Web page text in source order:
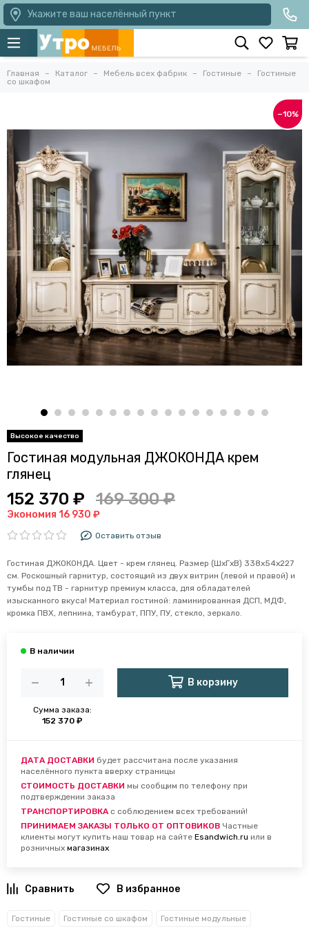
Укажите ваш населённый пункт
Главная Каталог Мебель всех фабрик Гостиные
Гостиные
со шкафом
−10%
Гостиная модульная ДЖОКОНДА крем
глянец
152 370 ₽ 169 300 ₽
Экономия 16 930 ₽
Оставить отзыв
Гостиная ДЖОКОНДА. Цвет - крем глянец. Размер (ШхГхВ) 338х54х227
см. Роскошный гарнитур, состоящий из двух витрин (левой и правой) и
тумбы под ТВ - гарнитур премиум класса, для обладателей
изысканного вкуса! Материал гостиной: ламинированная ДСП, МДФ,
кромка ПВХ, лепнина, тамбурат, ППУ, ПУ, стекло, зеркало.
Сумма заказа:
152 370 ₽
В корзину
ДАТА ДОСТАВКИ будет рассчитана после указания
населённого пункта вверху страницы
СТОИМОСТЬ ДОСТАВКИ мы сообщим по телефону при
подтверждении заказа
ТРАНСПОРТИРОВКА с соблюдением всех требований!
ПРИНИМАЕМ ЗАКАЗЫ ТОЛЬКО ОТ ОПТОВИКОВ Частные
клиенты могут купить наш товар на сайте Esandwich.ru или в
розничных магазинах
В избранное
Гостиные Гостиные со шкафом Гостиные модульные